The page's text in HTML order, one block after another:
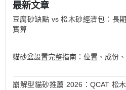
最新文章
豆腐砂缺點 vs 松木砂經濟包：長
實算
貓砂盆設置完整指南：位置、成份
崩解型貓砂推薦 2026：QCAT 松